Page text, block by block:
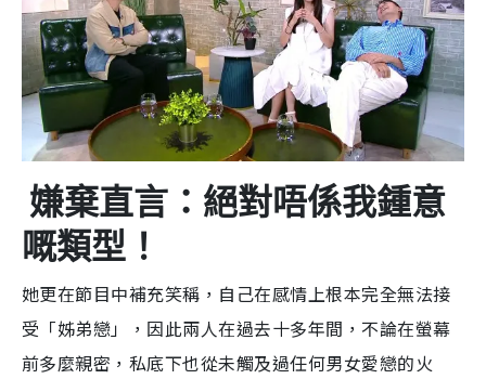
嫌棄直言：絕對唔係我鍾意
嘅類型！
她更在節目中補充笑稱，自己在感情上根本完全無法接
受「姊弟戀」，因此兩人在過去十多年間，不論在螢幕
前多麼親密，私底下也從未觸及過任何男女愛戀的火